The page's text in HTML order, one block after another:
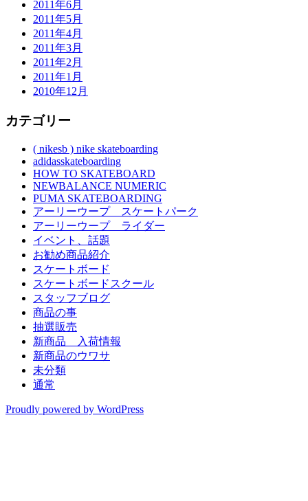
2011年6月
2011年5月
2011年4月
2011年3月
2011年2月
2011年1月
2010年12月
カテゴリー
( nikesb ) nike skateboarding
adidasskateboarding
HOW TO SKATEBOARD
NEWBALANCE NUMERIC
PUMA SKATEBOARDING
アーリーウープ スケートパーク
アーリーウープ ライダー
イベント、話題
お勧め商品紹介
スケートボード
スケートボードスクール
スタッフブログ
商品の事
抽選販売
新商品 入荷情報
新商品のウワサ
未分類
通常
Proudly powered by WordPress